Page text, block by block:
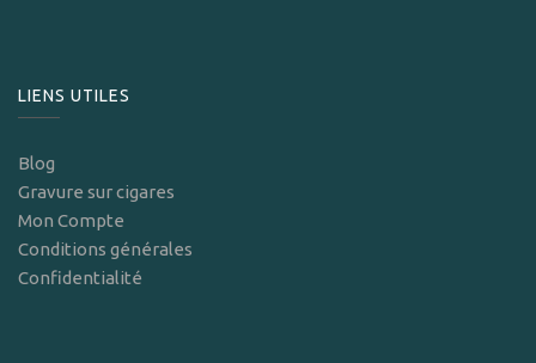
LIENS UTILES
Blog
Gravure sur cigares
Mon Compte
Conditions générales
Confidentialité